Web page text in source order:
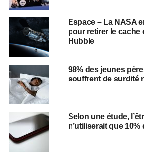
Espace – La NASA
pour retirer le cache
Hubble
98% des jeunes
souffrent de surdité
Selon une étude,
n’utiliserait que